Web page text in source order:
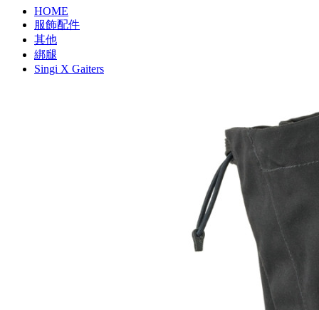
HOME
服飾配件
其他
綁腿
Singi X Gaiters